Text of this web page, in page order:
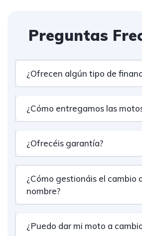
Preguntas
¿Ofrecen algún tipo de
¿Cómo entregamos las
¿Ofrecéis garantía?
¿Cómo gestionáis el cambio
nombre?
¿Puedo dar mi moto a